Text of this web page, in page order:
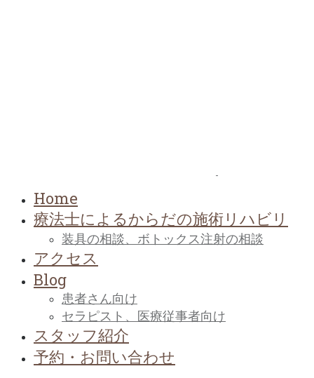
Home
療法士によるからだの施術リハビリ
装具の相談、ボトックス注射の相談
アクセス
Blog
患者さん向け
セラピスト、医療従事者向け
スタッフ紹介
予約・お問い合わせ